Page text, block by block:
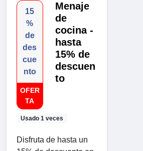
15
%
de
des
cue
nto
OFER
TA
Usado 1 veces
Menaje
de
cocina -
hasta
15% de
descuen
to
Disfruta de hasta un